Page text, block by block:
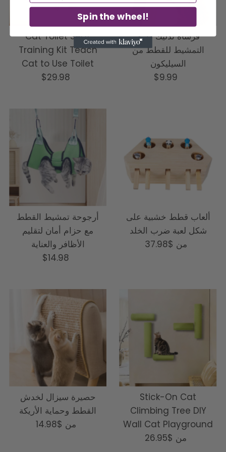
Cat Toilet Seat
Training Kit Teach
Cat to Use Toilet
السعر
$29.98
فرشاة تدليك ذاتية
التمشيط للقطط من
السيليكون
السعر
$9.99
أرجوحة تمشيط القطط
مع حزام أمان لتقليم
الأظافر والعناية
السعر
$14.98
ألعاب قطط خشبية على
شكل لعبة ضرب الخلد
السعر
من $37.98
حصيرة سيزال لخدش
القطط وحماية الأريكة
السعر
من $14.98
Stick-On Cat
Climbing Tree DIY
Wall Cat Playground
السعر
من $26.95
Spin the wheel!